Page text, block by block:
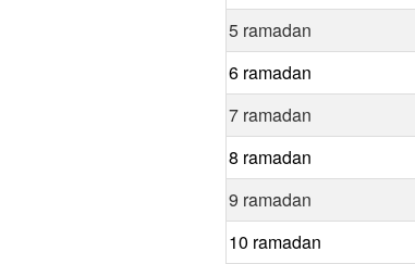
5 ramadan
6 ramadan
7 ramadan
8 ramadan
9 ramadan
10 ramadan